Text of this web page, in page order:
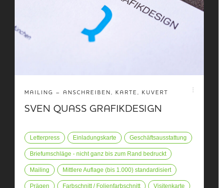
MAILING – ANSCHREIBEN, KARTE, KUVERT
SVEN QUASS GRAFIKDESIGN
Letterpress Einladungskarte Geschäftsausstattung
Briefumschläge - nicht ganz bis zum Rand bedruckt
Mailing Mittlere Auflage (bis 1.000) standardisiert
Prägen Farbschnitt / Folienfarbschnitt Visitenkarte